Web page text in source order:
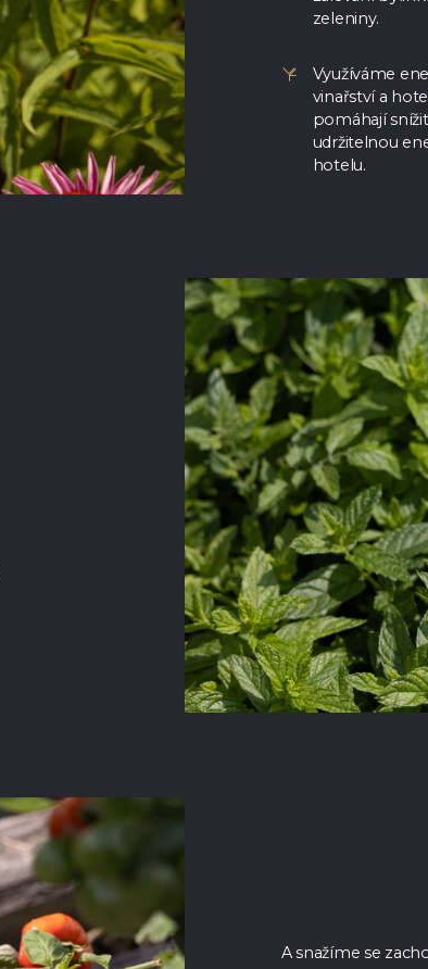
zeleniny.
Využíváme
vinařství a
pomáhají
udržitelnou
hotelu.
A snažíme se